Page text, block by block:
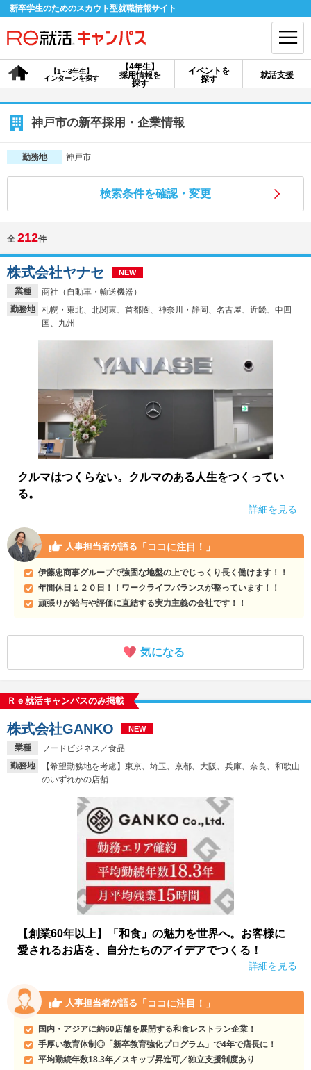
新卒学生のためのスカウト型就職情報サイト
【4年生】
採用情報を
探す
【1～3年生】
インターンを探す
イベントを
探す
就活支援
会員登録 ログイン
会員ID・パスワードを忘れた方はこちら
探す
【4年生】
【1～3年生】
イベントを探す スカウト お知らせ
就活ノウハウ・サポート
就活ノウハウが満載！ お役立ち記事・相談室など
適職診断
あなたに合う仕事を診断！
就活チャンネル
動画で対策講座をチェック
就活ニュースペーパー
就活時事ニュースを更新
よくある質問
不明点があればこちら
神戸市の新卒採用・企業情報
勤務地 神戸市
検索条件を確認・変更
全 212件
業種
商社（自動車・輸送機器）
勤務地
札幌・東北、北関東、首都圏、神奈川・静岡、名古屋、近畿、中四
国、九州
株式会社ヤナセ NEW
クルマはつくらない。クルマのある人生をつくってい
る。
詳細を見る
人事担当者が語る 「ココに注目！」
伊藤忠商事グループで強固な地盤の上でじっくり長く働けます！！
年間休日１２０日！！ワークライフバランスが整っています！！
頑張りが給与や評価に直結する実力主義の会社です！！
気になる
Ｒｅ就活キャンパスのみ掲載
業種
フードビジネス／食品
勤務地
【希望勤務地を考慮】東京、埼玉、京都、大阪、兵庫、奈良、和歌山
のいずれかの店舗
株式会社GANKO NEW
【創業60年以上】「和食」の魅力を世界へ。お客様に
愛されるお店を、自分たちのアイデアでつくる！
詳細を見る
人事担当者が語る 「ココに注目！」
国内・アジアに約60店舗を展開する和食レストラン企業！
手厚い教育体制◎「新卒教育強化プログラム」で4年で店長に！
平均勤続年数18.3年／スキップ昇進可／独立支援制度あり